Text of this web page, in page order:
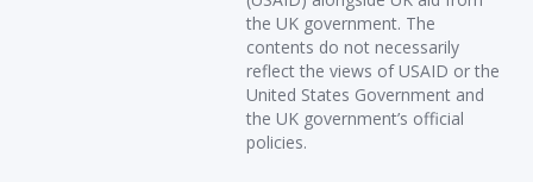
the UK government. The
contents do not necessarily
reflect the views of USAID or the
United States Government and
the UK government’s official
policies.